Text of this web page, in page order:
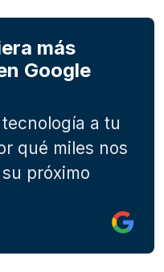
más
Google
a tu
qué miles nos
próximo